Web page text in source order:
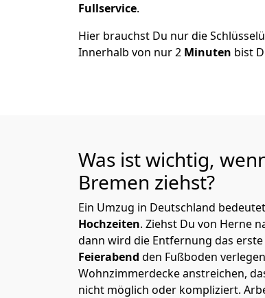
Fullservice.
Hier brauchst Du nur die
Innerhalb von nur 2 Minuten bist
Was ist wichtig,
Bremen ziehst?
Ein Umzug in Deutschland
Hochzeiten. Ziehst Du von Herne
dann wird die Entfernung das
Feierabend den Fußboden
Wohnzimmerdecke anstreichen,
nicht möglich oder kompliziert.